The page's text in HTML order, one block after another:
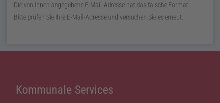
Die von Ihnen angegebene E-Mail-Adresse hat das falsche Format.
Bitte prüfen Sie Ihre E-Mail-Adresse und versuchen Sie es erneut.
Kommunale Services